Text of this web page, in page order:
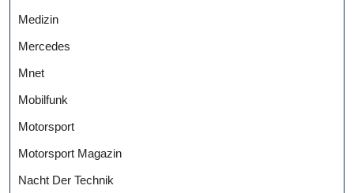
Medizin
Mercedes
Mnet
Mobilfunk
Motorsport
Motorsport Magazin
Nacht Der Technik